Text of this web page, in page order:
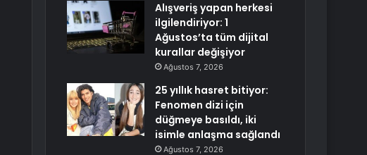
Alışveriş yapan herkesi
ilgilendiriyor: 1
Ağustos’ta tüm dijital
kurallar değişiyor
Ağustos 7, 2026
25 yıllık hasret bitiyor:
Fenomen dizi için
düğmeye basıldı, iki
isimle anlaşma sağlandı
Ağustos 7, 2026